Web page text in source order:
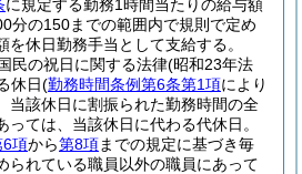
に規定する勤務1時間当たりの給与額
分の150までの範囲内で規則で定め
を休日勤務手当として支給する。
民の祝日に関する法律(昭和23年法
休日(勤務時間条例第6条第1項により
当該休日に割振られた勤務時間の全
っては、当該休日に代わる代休日。
6項から第8項までの規定に基づき毎
られている職員以外の職員にあって